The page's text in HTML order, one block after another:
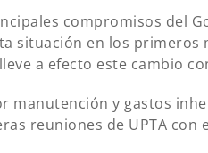
compromisos del
situación en los primeros
a efecto este cambio
manutención y gastos
reuniones de UPTA con